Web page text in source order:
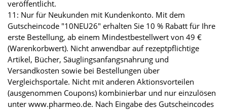
veröffentlicht.
11: Nur für Neukunden mit Kundenkonto. Mit dem
Gutscheincode "10NEU26" erhalten Sie 10 % Rabatt für Ihre
erste Bestellung, ab einem Mindestbestellwert von 49 €
(Warenkorbwert). Nicht anwendbar auf rezeptpflichtige
Artikel, Bücher, Säuglingsanfangsnahrung und
Versandkosten sowie bei Bestellungen über
Vergleichsportale. Nicht mit anderen Aktionsvorteilen
(ausgenommen Coupons) kombinierbar und nur einzulösen
unter www.pharmeo.de. Nach Eingabe des Gutscheincodes